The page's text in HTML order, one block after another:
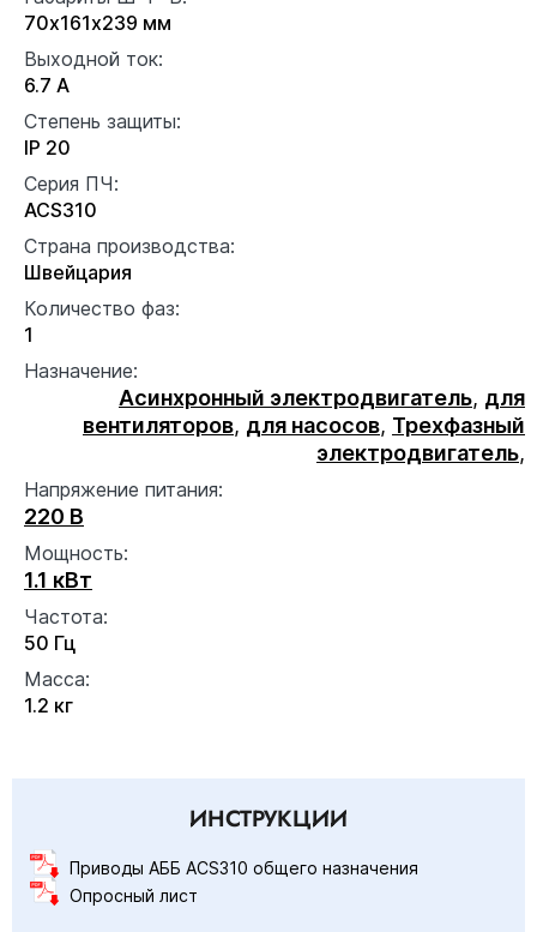
70x161x239 мм
Выходной ток:
6.7 А
Степень защиты:
IP 20
Серия ПЧ:
ACS310
Страна производства:
Швейцария
Количество фаз:
1
Назначение:
Асинхронный электродвигатель, для
вентиляторов, для насосов, Трехфазный
электродвигатель,
Напряжение питания:
220 В
Мощность:
1.1 кВт
Частота:
50 Гц
Масса:
1.2 кг
ИНСТРУКЦИИ
Приводы АББ ACS310 общего назначения
Опросный лист